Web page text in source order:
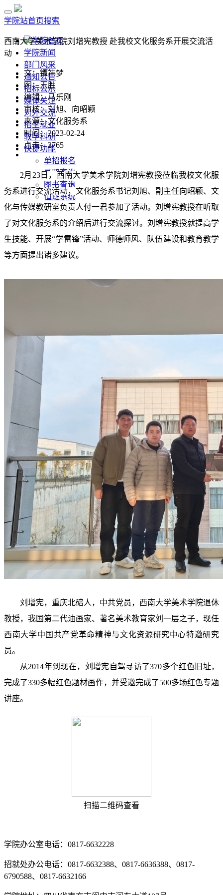
学院站首页搜索
学院首页
学院新闻
部门风采
通知公告
招标公示
媒体关注
对外交流
招生就业
教学科研
快捷功能
单招报名
录取查询
图书查询
值班系统
西南大学美术学院刘增宪教授 赴我校文化服务系开展交流活
动
文：镡祎梦
图：王胜
编辑：马乐刚
审核：刘旭、向昭颖
来源：文化服务系
时间：2023-02-24
点击：2765
2月23日，西南大学美术学院刘增宪教授莅临我校文化服
务系进行交流活动，文化服务系书记刘旭、副主任向昭颖、文
化与传媒教研室负责人付一君参加了活动。刘增宪教授在听取
了对文化服务系的介绍后进行交流探讨。刘增宪教授就提高学
生技能、开展“学雷锋”活动、师德师风、队伍建设和教育教学
等方面提出诸多建议。
刘增宪，重庆北碚人，中共党员，西南大学美术学院退休
教授，我国第二代油画家、著名美术教育家刘一层之子，现任
西南大学中国共产党革命精神与文化资源研究中心特邀研究
员。
从2014年到现在，刘增宪自驾寻访了370多个红色旧址，
完成了330多幅红色题材画作，并受邀完成了500多场红色专题
讲座。
扫描二维码查看
学院办公室电话：0817-6632228
招就处办公电话：0817-6632388、0817-6636388、0817-
6790588、0817-6632166